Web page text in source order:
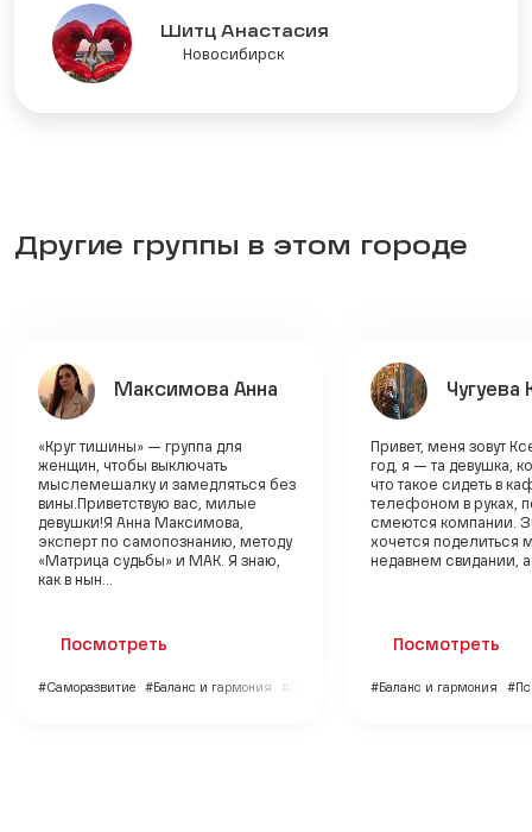
Шитц Анастасия
Новосибирск
Другие группы в этом городе
Максимова Анна
«Круг тишины» — группа для
женщин, чтобы выключать
мыслемешалку и замедляться без
вины.Приветствую вас, милые
девушки!Я Анна Максимова,
эксперт по самопознанию, методу
«Матрица судьбы» и МАК. Я знаю,
как в нын...
Посмотреть
#Саморазвитие #Баланс и гармония #Психология
Чугуева
Привет, меня зовут
год, я — та девушка,
что такое сидеть в
телефоном в руках,
смеются компании.
хочется поделиться
недавнем свидании, а
Посмотреть
#Баланс и гармония